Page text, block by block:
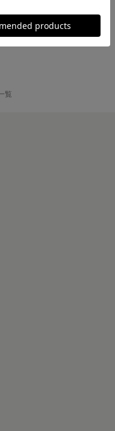
中
覧